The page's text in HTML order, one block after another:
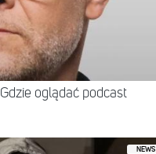
oglądać podcast
NEWS